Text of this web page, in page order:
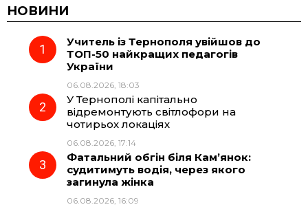
c
e
o
k
e
r
a
m
t
A
НОВИНИ
Учитель із Тернополя увійшов до
ТОП-50 найкращих педагогів
України
06.08.2026, 18:03
У Тернополі капітально
відремонтують світлофори на
чотирьох локаціях
06.08.2026, 17:14
Фатальний обгін біля Кам’янок:
судитимуть водія, через якого
загинула жінка
06.08.2026, 16:09